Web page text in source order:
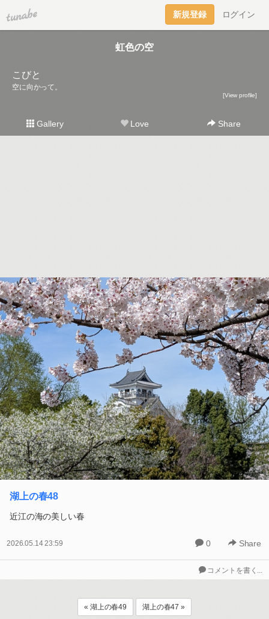
tuna.be 新規登録 ログイン
虹色の空
こびと
空に向かって。
[View profile]
Gallery Love Share
湖上の春48
近江の海の美しい春
2026.05.14 23:59 0 Share
コメントを書く...
« 湖上の春49 湖上の春47 »